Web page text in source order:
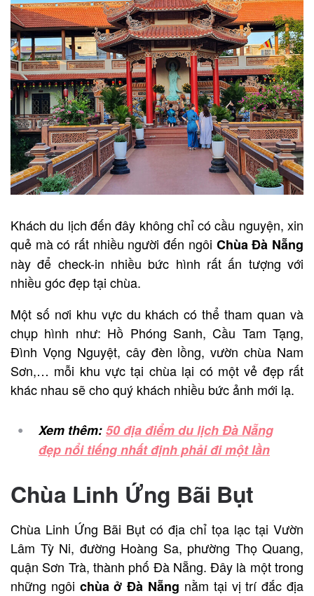
Khách du lịch đến đây không chỉ có cầu nguyện, xin
quẻ mà có rất nhiều người đến ngôi Chùa Đà Nẵng
này để check-in nhiều bức hình rất ấn tượng với
nhiều góc đẹp tại chùa.
Một số nơi khu vực du khách có thể tham quan và
chụp hình như: Hồ Phóng Sanh, Cầu Tam Tạng,
Đình Vọng Nguyệt, cây đèn lồng, vườn chùa Nam
Sơn,… mỗi khu vực tại chùa lại có một vẻ đẹp rất
khác nhau sẽ cho quý khách nhiều bức ảnh mới lạ.
Xem thêm:50 địa điểm du lịch Đà Nẵng
đẹp nổi tiếng nhất định phải đi một lần
Chùa Linh Ứng Bãi Bụt
Chùa Linh Ứng Bãi Bụt có địa chỉ tọa lạc tại Vườn
Lâm Tỳ Ni, đường Hoàng Sa, phường Thọ Quang,
quận Sơn Trà, thành phố Đà Nẵng. Đây là một trong
những ngôi chùa ở Đà Nẵng nằm tại vị trí đắc địa